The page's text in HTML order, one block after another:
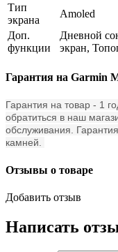
Тип
экрана
Amoled
Доп.
функции
Дневной
экран,
Гарантия на Garmin
Гарантия на товар - 1
обратиться в наш
обслуживания.
камней.
Отзывы о товаре
Добавить отзыв
Написать